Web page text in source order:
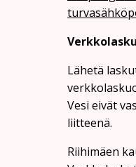
Lähetä
Vesi eivät
liitteenä.
Riihimäen